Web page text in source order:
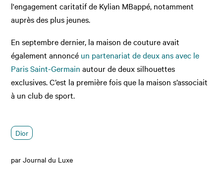
l'engagement caritatif de Kylian MBappé, notamment
auprès des plus jeunes.
En septembre dernier, la maison de couture avait
également annoncé un partenariat de deux ans avec le
Paris Saint-Germain autour de deux silhouettes
exclusives. C’est la première fois que la maison s’associait
à un club de sport.
Dior
par Journal du Luxe